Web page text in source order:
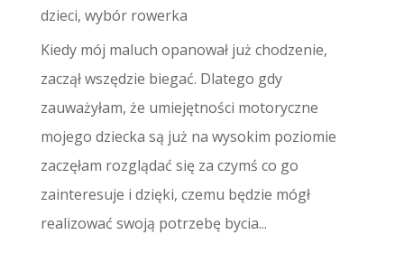
dzieci, wybór rowerka
Kiedy mój maluch opanował już chodzenie,
zaczął wszędzie biegać. Dlatego gdy
zauważyłam, że umiejętności motoryczne
mojego dziecka są już na wysokim poziomie
zaczęłam rozglądać się za czymś co go
zainteresuje i dzięki, czemu będzie mógł
realizować swoją potrzebę bycia...